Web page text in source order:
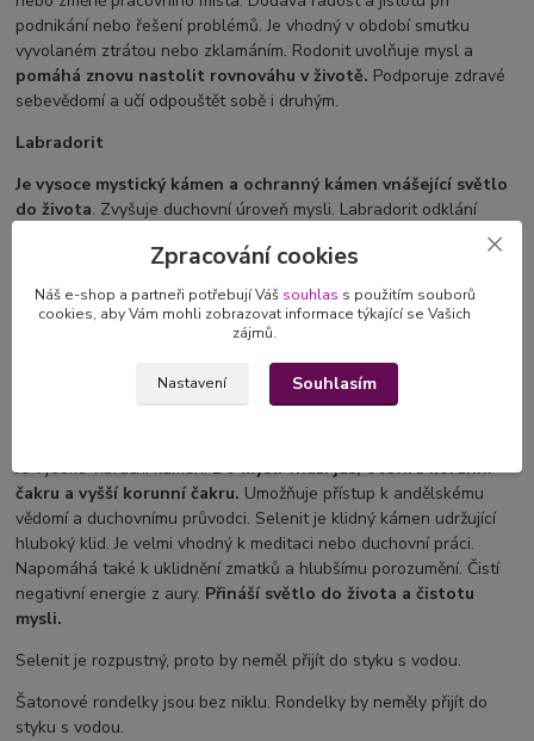
podnikání nebo řešení problémů. Je vhodný v období smutku
vyvolaném ztrátou nebo zklamáním. Rodonit uvolňuje mysl a
pomáhá znovu nastolit rovnováhu v životě. Podporuje zdravé
sebevědomí a učí odpouštět sobě i druhým.
Labradorit
Je vysoce mystický kámen a ochranný kámen vnášející světlo
do života. Zvyšuje duchovní úroveň mysli. Labradorit odklání
rozvoj intuice a duševních darů. Vynáší z podvědomí na povrch
různá poselství a umožňuje jejich pochopení. Labradorit
odstraňuje strach, nejistotu a minulá zklamání. Uklidňuje příliš
aktivní mysl a současně dodává energii. Spojuje intelektuální
Labradorit je užitečným průvodcem v době
změn, je to kámen, který přináší sílu a vytrvalost.
Je vysoko vibrační kámen.Do mysli vnáší jas, otevírá korunní
čakru a vyšší korunní čakru. Umožňuje přístup k andělskému
vědomí a duchovnímu průvodci. Selenit je klidný kámen udržující
hluboký klid. Je velmi vhodný k meditaci nebo duchovní práci.
Napomáhá také k uklidnění zmatků a hlubšímu porozumění. Čistí
negativní energie z aury. Přináší světlo do života a čistotu
mysli.
Selenit je rozpustný, proto by neměl přijít do styku s vodou.
Šatonové rondelky jsou bez niklu. Rondelky by neměly přijít do
styku s vodou.
Zpracování cookies
Náš e-shop a partneři potřebují Váš souhlas s použitím souborů
cookies, aby Vám mohli zobrazovat informace týkající se Vašich
zájmů.
Nastavení Souhlasím